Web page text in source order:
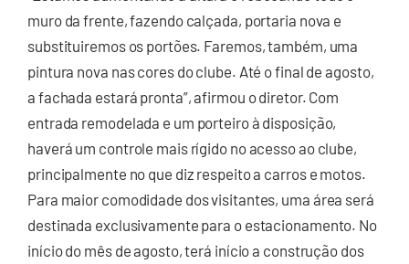
muro da frente, fazendo calçada, portaria nova e
substituiremos os portões. Faremos, também, uma
pintura nova nas cores do clube. Até o final de agosto,
a fachada estará pronta”, afirmou o diretor. Com
entrada remodelada e um porteiro à disposição,
haverá um controle mais rígido no acesso ao clube,
principalmente no que diz respeito a carros e motos.
Para maior comodidade dos visitantes, uma área será
destinada exclusivamente para o estacionamento. No
início do mês de agosto, terá início a construção dos